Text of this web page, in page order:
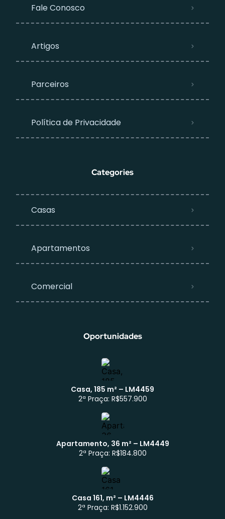
Fale Conosco
Artigos
Parceiros
Política de Privacidade
Categories
Casas
Apartamentos
Comercial
Oportunidades
Casa, 185 m² – LM4459
2ª Praça: R$557.900
Apartamento, 36 m² – LM4449
2ª Praça: R$184.800
Casa 161, m² – LM4446
2ª Praça: R$1.152.900
Atendimento WhatsApp